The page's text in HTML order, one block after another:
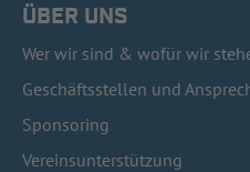
ÜBER UNS
Wer wir sind & wofür wir
Geschäftsstellen und
Sponsoring
Vereinsunterstützung